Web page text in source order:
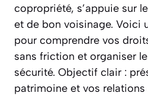
copropriété, s’appuie sur
et de bon voisinage. Voici
pour comprendre vos
sans friction et organiser
sécurité. Objectif clair :
patrimoine et vos relations